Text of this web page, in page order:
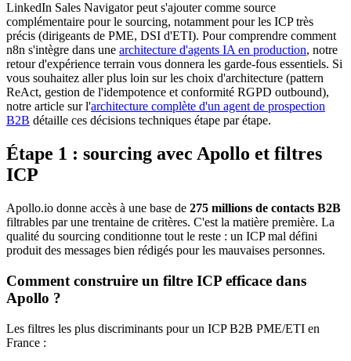
LinkedIn Sales Navigator peut s'ajouter comme source
complémentaire pour le sourcing, notamment pour les ICP très
précis (dirigeants de PME, DSI d'ETI). Pour comprendre comment
n8n s'intègre dans une architecture d'agents IA en production, notre
retour d'expérience terrain vous donnera les garde-fous essentiels. Si
vous souhaitez aller plus loin sur les choix d'architecture (pattern
ReAct, gestion de l'idempotence et conformité RGPD outbound),
notre article sur l'architecture complète d'un agent de prospection
B2B détaille ces décisions techniques étape par étape.
Étape 1 : sourcing avec Apollo et filtres
ICP
Apollo.io donne accès à une base de 275 millions de contacts B2B
filtrables par une trentaine de critères. C'est la matière première. La
qualité du sourcing conditionne tout le reste : un ICP mal défini
produit des messages bien rédigés pour les mauvaises personnes.
Comment construire un filtre ICP efficace dans
Apollo ?
Les filtres les plus discriminants pour un ICP B2B PME/ETI en
France :